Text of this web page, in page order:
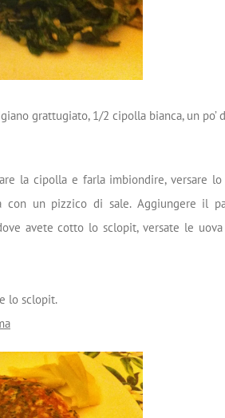
grattugiato, 1/2 cipolla bianca, un po’
la cipolla e farla imbiondire, versare
con un pizzico di sale. Aggiungere il
avete cotto lo sclopit, versate le
lo sclopit.